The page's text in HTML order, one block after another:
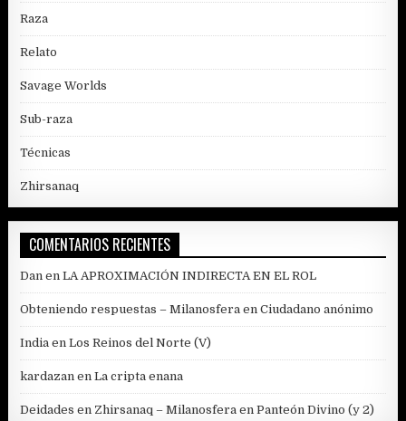
Raza
Relato
Savage Worlds
Sub-raza
Técnicas
Zhirsanaq
COMENTARIOS RECIENTES
Dan enLA APROXIMACIÓN INDIRECTA EN EL ROL
Obteniendo respuestas – Milanosfera enCiudadano anónimo
India enLos Reinos del Norte (V)
kardazan enLa cripta enana
Deidades en Zhirsanaq – Milanosfera enPanteón Divino (y 2)